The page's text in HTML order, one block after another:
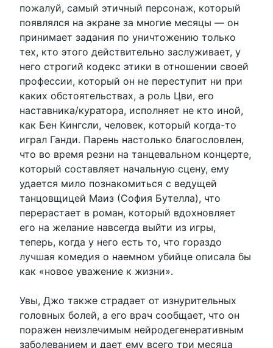
пожалуй, самый этичный персонаж, который
появлялся на экране за многие месяцы — он
принимает задания по уничтожению только
тех, кто этого действительно заслуживает, у
него строгий кодекс этики в отношении своей
профессии, который он не переступит ни при
каких обстоятельствах, а роль Цви, его
наставника/куратора, исполняет не кто иной,
как Бен Кингсли, человек, который когда-то
играл Ганди. Парень настолько благословлен,
что во время резни на танцевальном концерте,
который составляет начальную сцену, ему
удается мило познакомиться с ведущей
танцовщицей Маиз (София Бутелла), что
перерастает в роман, который вдохновляет
его на желание навсегда выйти из игры,
теперь, когда у него есть то, что гораздо
лучшая комедия о наемном убийце описала бы
как «новое уважение к жизни».
Увы, Джо также страдает от изнурительных
головных болей, а его врач сообщает, что он
поражен неизлечимым нейродегенеративным
заболеванием и дает ему всего три месяца